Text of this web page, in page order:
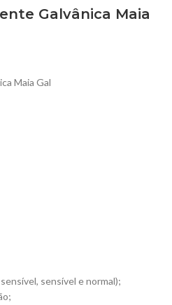
Galvânica Maia
Maia Gal
sensível e normal);